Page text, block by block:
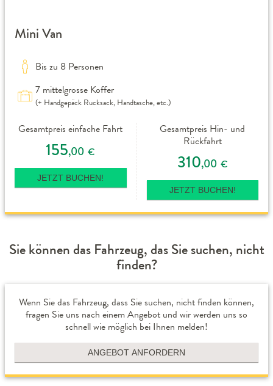
Mini Van
Bis zu 8 Personen
7 mittelgrosse Koffer
(+ Handgepäck Rucksack, Handtasche, etc.)
Gesamtpreis einfache Fahrt
155,00 €
JETZT BUCHEN!
Gesamtpreis Hin- und
Rückfahrt
310,00 €
JETZT BUCHEN!
Sie können das Fahrzeug, das Sie suchen, nicht
finden?
Wenn Sie das Fahrzeug, dass Sie suchen, nicht finden können,
fragen Sie uns nach einem Angebot und wir werden uns so
schnell wie möglich bei Ihnen melden!
ANGEBOT ANFORDERN